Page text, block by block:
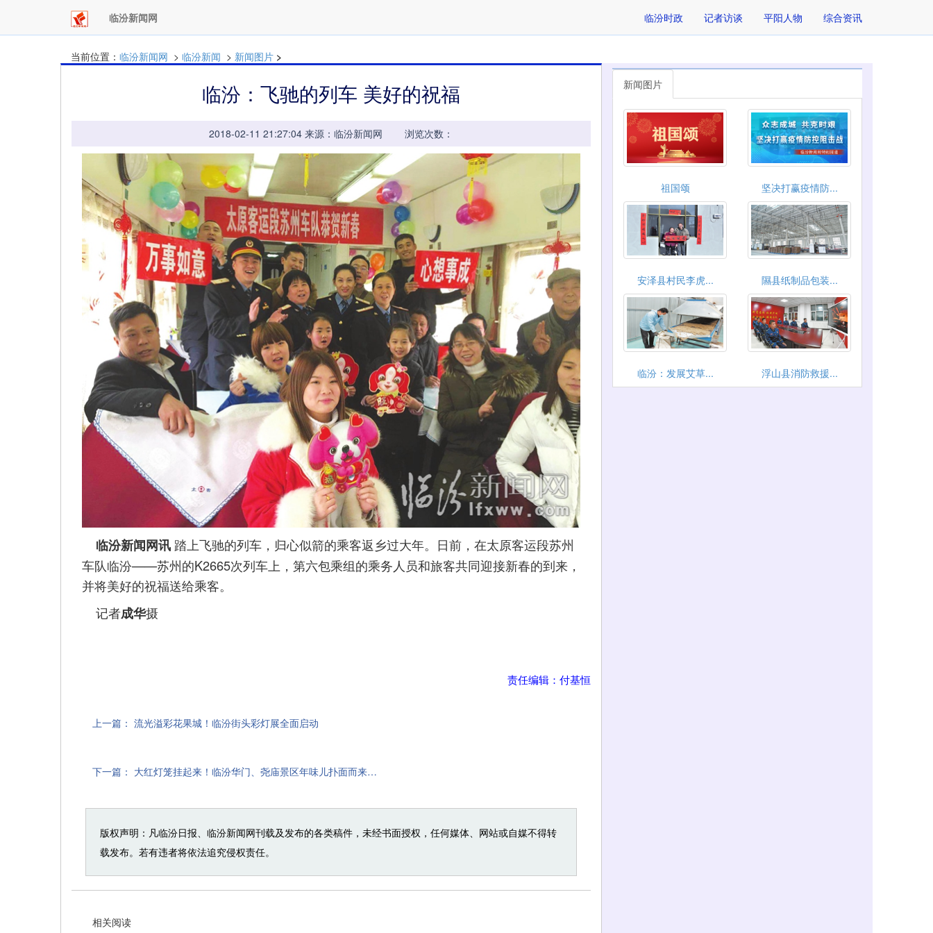
临汾新闻网 临汾时政 记者访谈 平阳人物 综合资讯
当前位置： 临汾新闻网 > 临汾新闻 > 新闻图片 >
临汾：飞驰的列车 美好的祝福
2018-02-11 21:27:04 来源：临汾新闻网 浏览次数：
临汾新闻网讯 踏上飞驰的列车，归心似箭的乘客返乡过大年。日前，在太原客运段苏州
车队临汾——苏州的K2665次列车上，第六包乘组的乘务人员和旅客共同迎接新春的到来，
并将美好的祝福送给乘客。
记者成华摄
责任编辑：付基恒
上一篇： 流光溢彩花果城！临汾街头彩灯展全面启动
下一篇： 大红灯笼挂起来！临汾华门、尧庙景区年味儿扑面而来…
版权声明：凡临汾日报、临汾新闻网刊载及发布的各类稿件，未经书面授权，任何媒体、网站或自媒不得转
载发布。若有违者将依法追究侵权责任。
相关阅读
新闻图片
祖国颂 坚决打赢疫情防...
安泽县村民李虎... 隰县纸制品包装...
临汾：发展艾草... 浮山县消防救援...